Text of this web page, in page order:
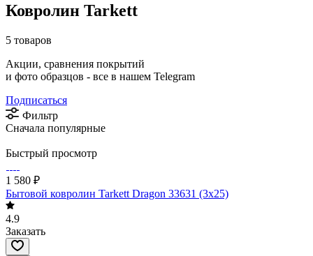
Ковролин Tarkett
5 товаров
Акции, сравнения покрытий
и фото образцов - все в нашем Telegram
Подписаться
Фильтр
Сначала популярные
Быстрый просмотр
1 580 ₽
Бытовой ковролин Tarkett Dragon 33631 (3х25)
4.9
Заказать